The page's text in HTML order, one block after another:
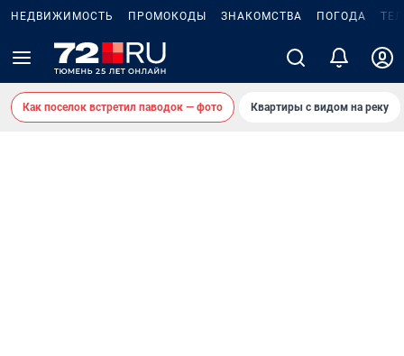
НЕДВИЖИМОСТЬ ПРОМОКОДЫ ЗНАКОМСТВА ПОГОДА
Как поселок встретил паводок — фото Квартиры с видом на реку